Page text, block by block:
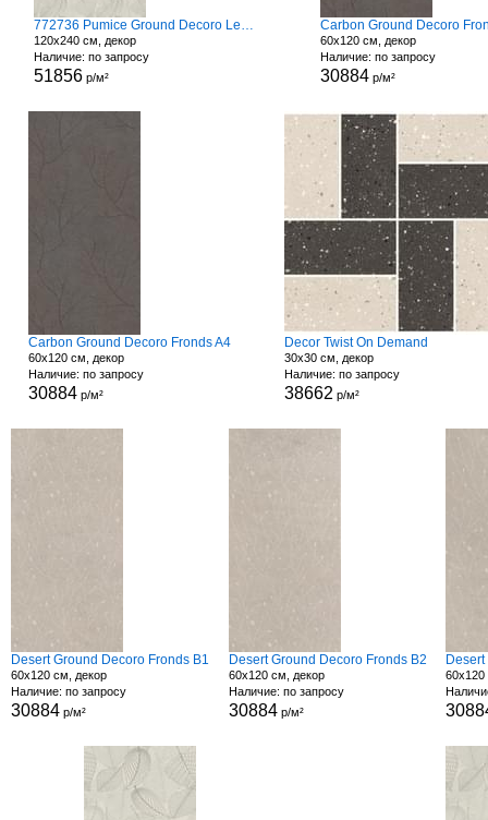
772736 Pumice Ground Decoro Leaves
120x240 см, декор
Наличие: по запросу
51856р/м²
Carbon Ground Decoro
60x120 см, декор
Наличие: по запросу
30884 р/м²
Carbon Ground Decoro Fronds A4
60x120 см, декор
Наличие: по запросу
30884 р/м²
Decor Twist On Demand
30x30 см, декор
Наличие: по запросу
38662 р/м²
Desert Ground Decoro Fronds B1
60x120 см, декор
Наличие: по запросу
30884 р/м²
Desert Ground Decoro Fronds B2
60x120 см, декор
Наличие: по запросу
30884р/м²
60x120